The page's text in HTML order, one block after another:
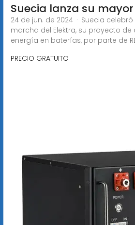
Suecia lanza su
24 de jun. de 2024 · Suecia
marcha del Elektra, su proyecto
energía en baterías, por parte de
PRECIO GRATUITO